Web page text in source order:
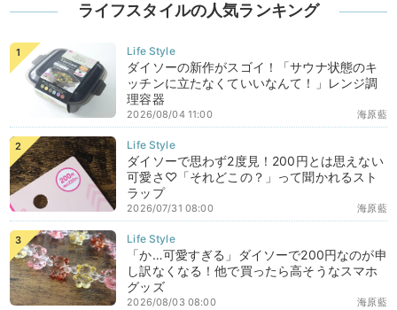
ライフスタイルの人気ランキング
ダイソーの新作がスゴイ！「サウナ状態のキ
ッチンに立たなくていいなんて！」レンジ調
理容器
海原藍
2026/08/04 11:00
ダイソーで思わず2度見！200円とは思えない
可愛さ♡「それどこの？」って聞かれるスト
ラップ
海原藍
2026/07/31 08:00
「か…可愛すぎる」ダイソーで200円なのが申
し訳なくなる！他で買ったら高そうなスマホ
グッズ
海原藍
2026/08/03 08:00